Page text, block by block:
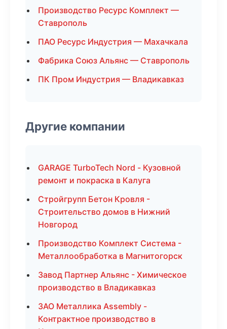
Производство Ресурс Комплект —
Ставрополь
ПАО Ресурс Индустрия — Махачкала
Фабрика Союз Альянс — Ставрополь
ПК Пром Индустрия — Владикавказ
Другие компании
GARAGE TurboTech Nord - Кузовной
ремонт и покраска в Калуга
Стройгрупп Бетон Кровля -
Строительство домов в Нижний
Новгород
Производство Комплект Система -
Металлообработка в Магнитогорск
Завод Партнер Альянс - Химическое
производство в Владикавказ
ЗАО Металлика Assembly -
Контрактное производство в